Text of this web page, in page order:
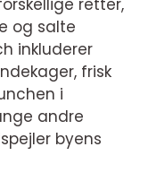
retter,
og salte
inkluderer
frisk
i
andre
byens